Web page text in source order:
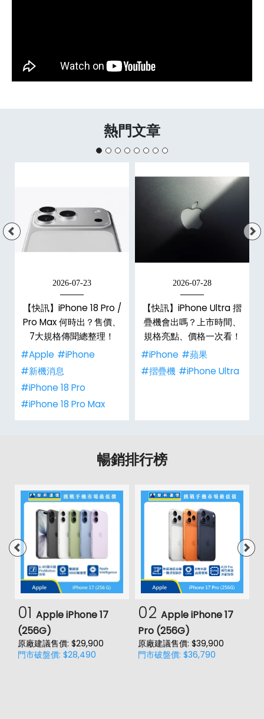
熱門文章
2026-07-23
【快訊】iPhone 18 Pro /
Pro Max 何時出？售價、
7大規格傳聞總整理！
#Apple #iPhone
#新機消息
#iPhone 18 Pro
#iPhone 18 Pro Max
2026-07-28
【快訊】iPhone Ultra 摺
疊機會出嗎？上市時間、
規格亮點、價格一次看！
#iPhone #蘋果
#摺疊機 #iPhone Ultra
暢銷排行榜
01 Apple iPhone 17
(256G)
原廠建議售價: $29,900
門市破盤價: $28,490
02 Apple iPhone 17
Pro (256G)
原廠建議售價: $39,900
門市破盤價: $36,790